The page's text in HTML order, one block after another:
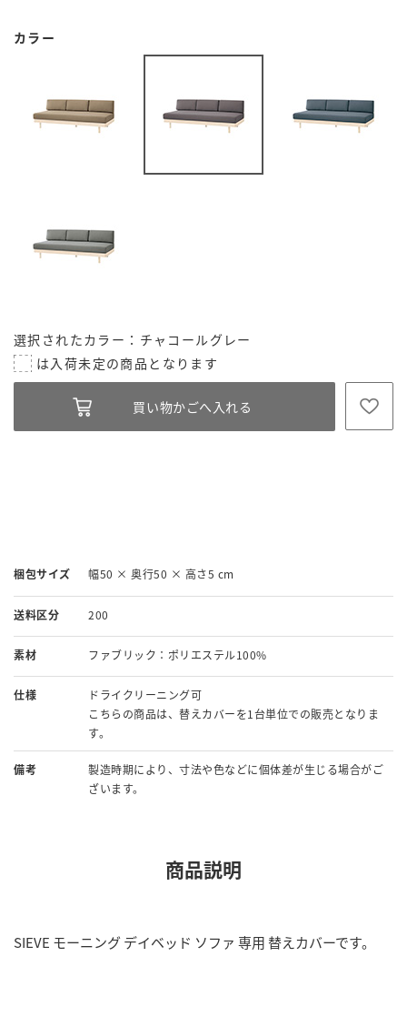
カラー
選択されたカラー：チャコールグレー
梱包サイズ 幅50 × 奥行50 × 高さ5 cm
送料区分 200
素材 ファブリック：ポリエステル100%
仕様
ドライクリーニング可
こちらの商品は、替えカバーを1台単位での販売となりま
す。
備考
製造時期により、寸法や色などに個体差が生じる場合がご
ざいます。
商品説明
SIEVE モーニング デイベッド ソファ 専用 替えカバーです。